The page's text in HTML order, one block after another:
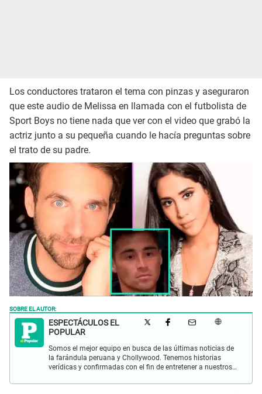
Los conductores trataron el tema con pinzas y aseguraron
que este audio de Melissa en llamada con el futbolista de
Sport Boys no tiene nada que ver con el video que grabó la
actriz junto a su pequeña cuando le hacía preguntas sobre
el trato de su padre.
SOBRE EL AUTOR:
ESPECTÁCULOS EL
POPULAR
Somos el mejor equipo en busca de las últimas noticias de
la farándula peruana y Chollywood. Tenemos historias
verídicas y confirmadas con el fin de entretener a nuestros